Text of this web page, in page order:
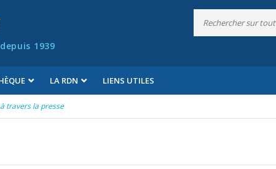
1939
LA RDN LIENS UTILES
travers la presse